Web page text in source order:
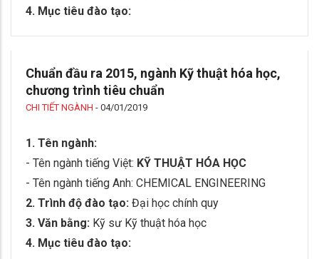
4. Mục tiêu đào tạo:
Chuẩn đầu ra 2015, ngành Kỹ thuật hóa học,
chương trình tiêu chuẩn
CHI TIẾT NGÀNH - 04/01/2019
1. Tên ngành:
- Tên ngành tiếng Việt: KỸ THUẬT HÓA HỌC
- Tên ngành tiếng Anh: CHEMICAL ENGINEERING
2. Trình độ đào tạo: Đại học chính quy
3. Văn bằng: Kỹ sư Kỹ thuật hóa học
4. Mục tiêu đào tạo: